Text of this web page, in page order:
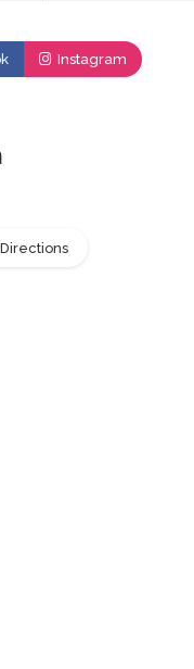
Instagram